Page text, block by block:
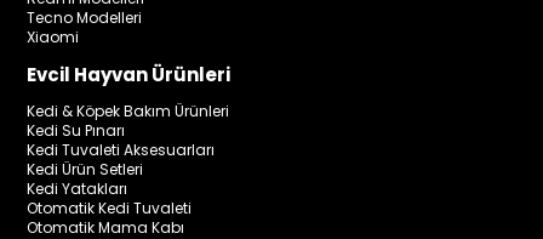
Tecno Modelleri
Xiaomi
Evcil Hayvan Ürünleri
Kedi & Köpek Bakım Ürünleri
Kedi Su Pınarı
Kedi Tuvaleti Aksesuarları
Kedi Ürün Setleri
Kedi Yatakları
Otomatik Kedi Tuvaleti
Otomatik Mama Kabı